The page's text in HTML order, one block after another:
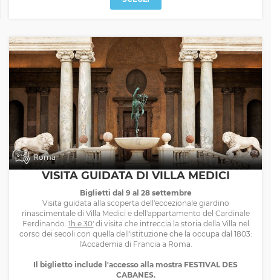
Roma
VISITA GUIDATA DI VILLA MEDICI
Biglietti dal 9 al 28 settembre
Visita guidata alla scoperta dell'eccezionale giardino
rinascimentale di Villa Medici e dell'appartamento del Cardinale
Ferdinando. 1h e 30'di visita che intreccia la storia della Villa nel
corso dei secoli con quella dell'istituzione che la occupa dal 1803:
l'Accademia di Francia a Roma.
Il biglietto include l'accesso alla mostra FESTIVAL DES
CABANES.